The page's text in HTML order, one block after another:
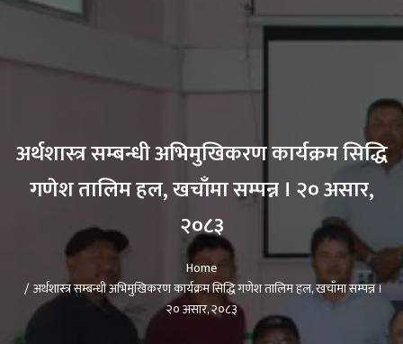
अर्थशास्त्र सम्बन्धी अभिमुखिकरण कार्यक्रम सिद्धि
गणेश तालिम हल, खचाँमा सम्पन्न । २० असार,
२०८३
Home
अर्थशास्त्र सम्बन्धी अभिमुखिकरण कार्यक्रम सिद्धि गणेश तालिम हल, खचाँमा सम्पन्न ।
२० असार, २०८३